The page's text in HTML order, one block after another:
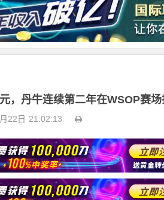
，丹牛连续第二年在WSOP赛场
22日 21:02:13